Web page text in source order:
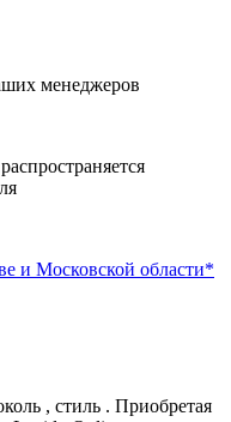
менеджеров
и Московской области*
, стиль . Приобретая